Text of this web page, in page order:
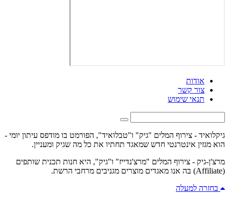
אודות
צור קשר
תנאי שימוש
גיקלואיד - צירוף המלים "גיק" ו"טבלואיד", הפורמט בו מודפס עיתון יומי -
הוא מגזין אינטרנטי חדש שמאגד תחתיו את כל מה שגיק ומעניין.
מרצ'ן-גיק - צירוף המלים "מרצ'נדייז" ו"גיק", היא חנות תכנית שותפים
(Affiliate) בה אנו מאגדים מוצרים מגניבים מרחבי הרשת.
בחזרה למעלה